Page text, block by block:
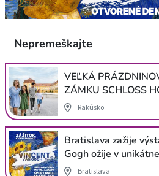
Nepremeškajte
VEĽKÁ
ZÁMKU SCHLOSS
Rakúsko
Bratislava zažije
Gogh ožije v
Bratislava